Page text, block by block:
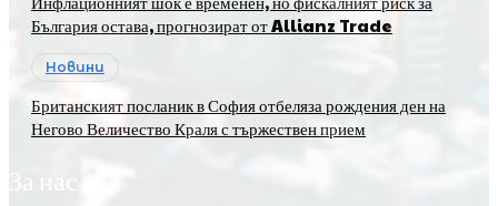
България остава, прогнозират от Allianz Trade
Новини
Британският посланик в София отбеляза рождения ден на
Негово Величество Краля с тържествен прием
За нас